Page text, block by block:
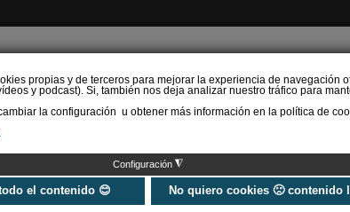
propias y de terceros para mejorar la experiencia de navegación
y podcast). Si, también nos deja analizar nuestro tráfico para
la configuración u obtener más información en la política de
Configuración ◮
el contenido 😊 No quiero cookies 🙁 contenido
de la reforma al
inteligente, cómo
KNX sin tirar la
SOPREMA
cubierta azul
sistema